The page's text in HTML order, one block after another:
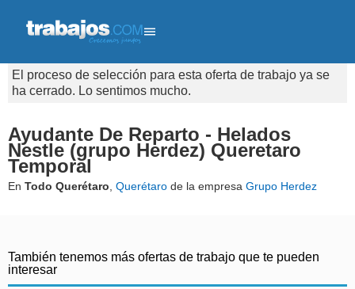
El proceso de selección para esta oferta de trabajo ya se
ha cerrado. Lo sentimos mucho.
Ayudante De Reparto - Helados
Nestle (grupo Herdez) Queretaro
Temporal
En Todo Querétaro Querétaro de la empresa Grupo Herdez
También tenemos más ofertas de trabajo que te pueden
interesar